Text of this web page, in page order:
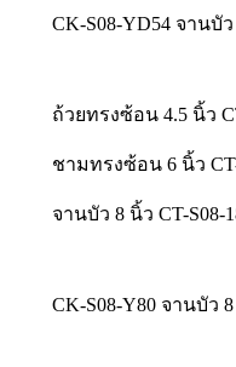
CK-S08-YD54 จานบั
ถ้วยทรงซ้อน 4.5 นิ้ว
ชามทรงซ้อน 6 นิ้ว
จานบัว 8 นิ้ว CT-S08-
CK-S08-Y80 จานบัว